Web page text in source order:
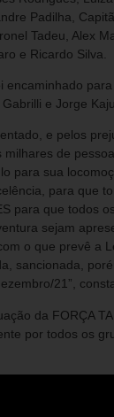
Padilha,
Tadeu, Alex
e Ricardo Silva.
encaminhado
e Jorge
e pelos
milhares de
para sua
para que
para que todos
sejam
o que prevê a
sancionada,
21”,
da FORÇA
por todos os